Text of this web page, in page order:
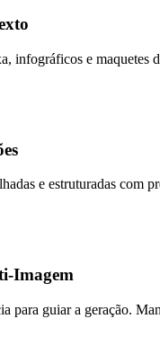
infográficos e maquetes
e estruturadas com
Imagem
para guiar a geração.